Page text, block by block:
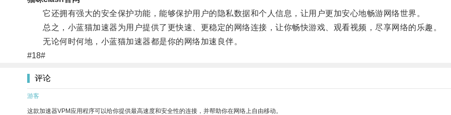
它还拥有强大的安全保护功能，能够保护用户的隐私数据和个人信息，让用户更加安心地畅游网络世界。
总之，小蓝猫加速器为用户提供了更快速、更稳定的网络连接，让你畅快游戏、观看视频，尽享网络的乐趣。
无论何时何地，小蓝猫加速器都是你的网络加速良伴。
#18#
评论
游客
这款加速器VPM应用程序可以给你提供最高速度和安全性的连接，并帮助你在网络上自由移动。